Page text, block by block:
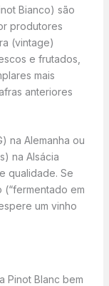
Bianco) são
produtores
(vintage)
e frutados,
mais
anteriores
na Alemanha ou
na Alsácia
qualidade. Se
em
um vinho
Pinot Blanc bem